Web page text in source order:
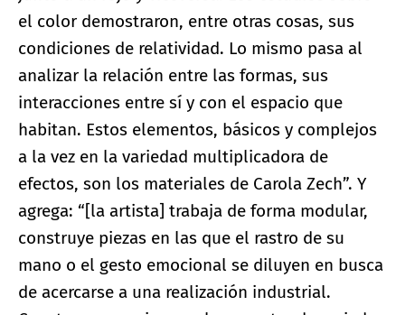
el color demostraron, entre otras cosas, sus
condiciones de relatividad. Lo mismo pasa al
analizar la relación entre las formas, sus
interacciones entre sí y con el espacio que
habitan. Estos elementos, básicos y complejos
a la vez en la variedad multiplicadora de
efectos, son los materiales de Carola Zech”. Y
agrega: “[la artista] trabaja de forma modular,
construye piezas en las que el rastro de su
mano o el gesto emocional se diluyen en busca
de acercarse a una realización industrial.